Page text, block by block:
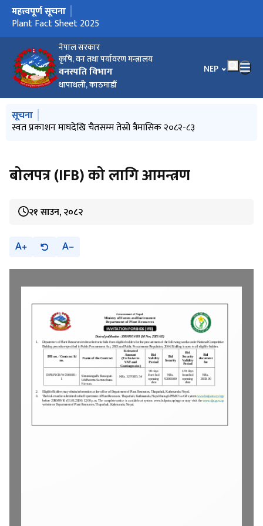
नेपाल सरकार
कृषि, वन तथा पर्यावरण मन्त्रालय
वनस्पति विभाग
थापाथली, काठमाडौं
भाषा चयन गर्नुहोस्
NEP
मुख्य नेभिगेसनमा जानुहोस्
महत्त्वपूर्ण सूचना
Plant Fact Sheet 2025
मुख्य नेभिगेसनमा जानुहोस्
सूचना
स्वत प्रकाशन माघदेखि चैतसम्म तेस्रो त्रैमासिक २०८२-८३
बोलपत्र (IFB) को लागि आमन्त्रण
२१ साउन, २०८२
A A